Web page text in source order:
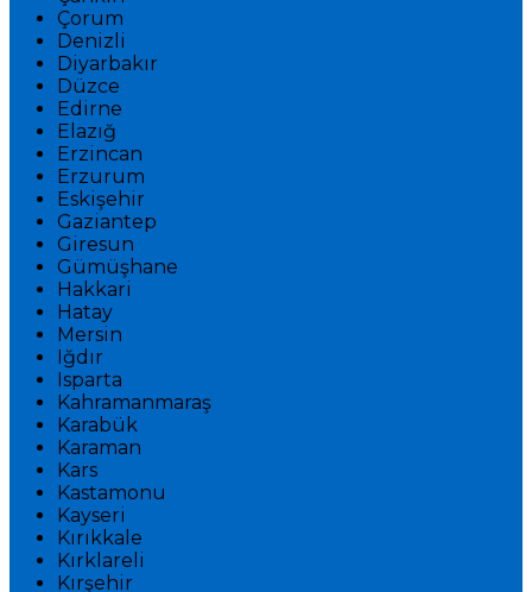
Çorum
Denizli
Diyarbakır
Düzce
Edirne
Elazığ
Erzincan
Erzurum
Eskişehir
Gaziantep
Giresun
Gümüşhane
Hakkari
Hatay
Mersin
Iğdır
Isparta
Kahramanmaraş
Karabük
Karaman
Kars
Kastamonu
Kayseri
Kırıkkale
Kırklareli
Kırşehir